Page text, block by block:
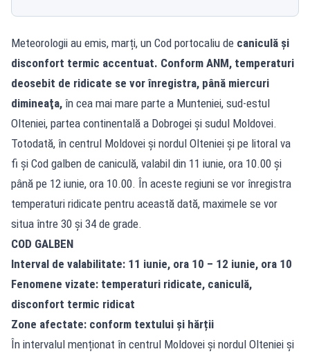
Meteorologii au emis, marți, un Cod portocaliu de caniculă și
disconfort termic accentuat. Conform ANM, temperaturi
deosebit de ridicate se vor înregistra, până miercuri
dimineaţa, în cea mai mare parte a Munteniei, sud-estul
Olteniei, partea continentală a Dobrogei şi sudul Moldovei.
Totodată, în centrul Moldovei şi nordul Olteniei şi pe litoral va
fi și Cod galben de caniculă, valabil din 11 iunie, ora 10.00 și
până pe 12 iunie, ora 10.00. În aceste regiuni se vor înregistra
temperaturi ridicate pentru această dată, maximele se vor
situa între 30 şi 34 de grade.
COD GALBEN
Interval de valabilitate: 11 iunie, ora 10 – 12 iunie, ora 10
Fenomene vizate: temperaturi ridicate, caniculă,
disconfort termic ridicat
Zone afectate: conform textului și hărții
În intervalul menționat în centrul Moldovei și nordul Olteniei și